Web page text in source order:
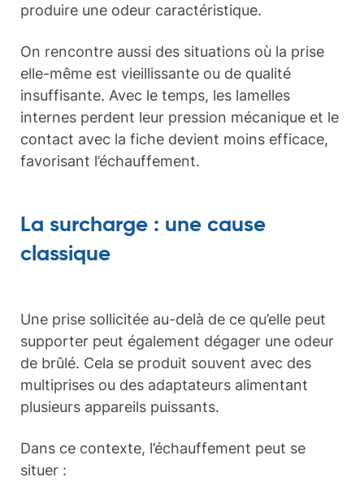
produire une odeur caractéristique.
On rencontre aussi des situations où la prise
elle-même est vieillissante ou de qualité
insuffisante. Avec le temps, les lamelles
internes perdent leur pression mécanique et le
contact avec la fiche devient moins efficace,
favorisant l’échauffement.
La surcharge : une cause
classique
Une prise sollicitée au-delà de ce qu’elle peut
supporter peut également dégager une odeur
de brûlé. Cela se produit souvent avec des
multiprises ou des adaptateurs alimentant
plusieurs appareils puissants.
Dans ce contexte, l’échauffement peut se
situer :